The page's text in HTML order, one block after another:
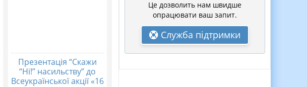
Презентація “Скажи
“Ні!” насильству” до
Всеукраїнської акції «16
Це дозволить нам швидше
опрацювати ваш запит.
Служба підтримки